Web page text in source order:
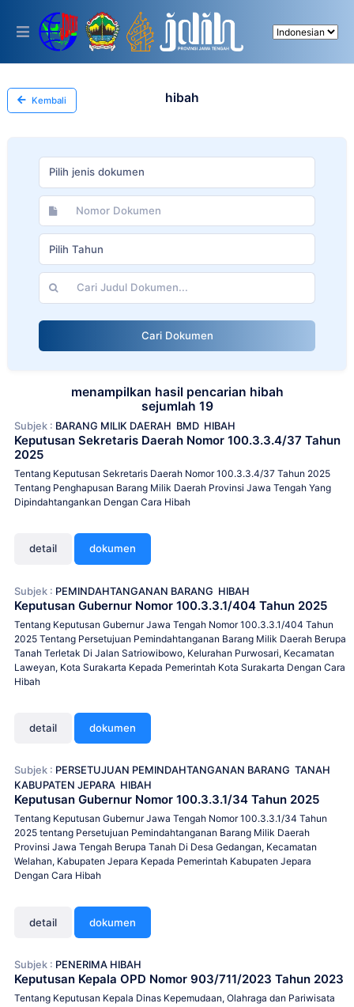
This
includes
accessibility
system.
Kembali hibah
Pilih jenis dokumen
Pilih Tahun
Cari Dokumen
menampilkan hasil pencarian hibah
sejumlah 19
Subjek : BARANG MILIK DAERAH BMD HIBAH
Keputusan Sekretaris Daerah Nomor 100.3.3.4/37 Tahun
2025
Tentang Keputusan Sekretaris Daerah Nomor 100.3.3.4/37 Tahun 2025
Tentang Penghapusan Barang Milik Daerah Provinsi Jawa Tengah Yang
Dipindahtangankan Dengan Cara Hibah
detail dokumen
Subjek : PEMINDAHTANGANAN BARANG HIBAH
Keputusan Gubernur Nomor 100.3.3.1/404 Tahun 2025
Tentang Keputusan Gubernur Jawa Tengah Nomor 100.3.3.1/404 Tahun
2025 Tentang Persetujuan Pemindahtanganan Barang Milik Daerah Berupa
Tanah Terletak Di Jalan Satriowibowo, Kelurahan Purwosari, Kecamatan
Laweyan, Kota Surakarta Kepada Pemerintah Kota Surakarta Dengan Cara
Hibah
detail dokumen
Subjek : PERSETUJUAN PEMINDAHTANGANAN BARANG TANAH
KABUPATEN JEPARA HIBAH
Keputusan Gubernur Nomor 100.3.3.1/34 Tahun 2025
Tentang Keputusan Gubernur Jawa Tengah Nomor 100.3.3.1/34 Tahun
2025 tentang Persetujuan Pemindahtanganan Barang Milik Daerah
Provinsi Jawa Tengah Berupa Tanah Di Desa Gedangan, Kecamatan
Welahan, Kabupaten Jepara Kepada Pemerintah Kabupaten Jepara
Dengan Cara Hibah
detail dokumen
Subjek : PENERIMA HIBAH
Keputusan Kepala OPD Nomor 903/711/2023 Tahun 2023
Tentang Keputusan Kepala Dinas Kepemudaan, Olahraga dan Pariwisata